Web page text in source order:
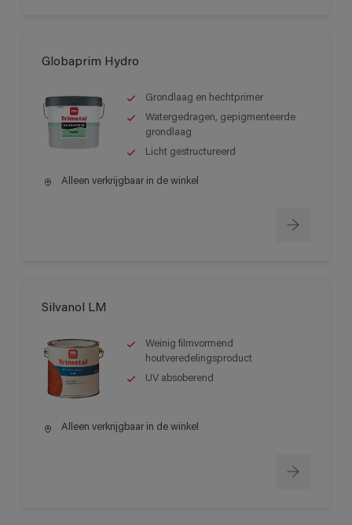
Globaprim Hydro
Grondlaag en hechtprimer
Watergedragen, gepigmenteerde
grondlaag
Licht gestructureerd
Alleen verkrijgbaar in de winkel
Silvanol LM
Weinig filmvormend
houtveredelingsproduct
UV absoberend
Alleen verkrijgbaar in de winkel